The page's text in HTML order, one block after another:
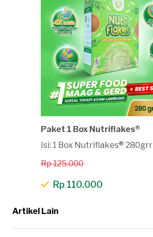
Paket 1 Box Nutriflakes®
Isi: 1 Box Nutriflakes® 280grr
Rp 125.000
Rp 110.000
Artikel Lain